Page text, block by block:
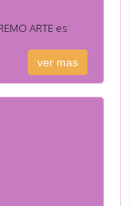
ARTE es
ver mas